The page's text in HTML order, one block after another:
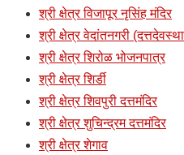
श्री क्षेत्र विजापूर नृसिंह मंदिर
श्री क्षेत्र वेदांतनगरी
श्री क्षेत्र शिरोळ भोजनपात्र
श्री क्षेत्र शिर्डी
श्री क्षेत्र शिवपुरी दत्तमंदिर
श्री क्षेत्र शुचिन्द्रम दत्तमंदिर
श्री क्षेत्र शेगाव